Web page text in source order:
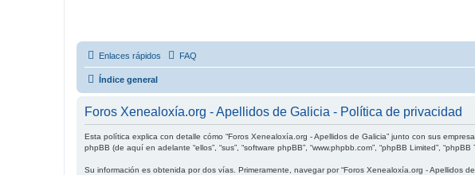
Enlaces rápidos FAQ
Índice general
Foros Xenealoxía.org - Apellidos de Galicia - Política de privacidad
Esta política explica con detalle cómo “Foros Xenealoxía.org - Apellidos de Galicia” junto con sus
phpBB (de aquí en adelante “ellos”, “sus”, “software phpBB”, “www.phpbb.com”, “phpBB Limited”,
Su información es obtenida por dos vías. Primeramente, navegar por “Foros Xenealoxía.org -